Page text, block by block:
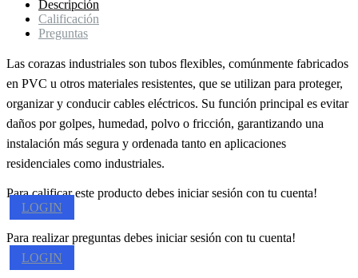
Descripción
Calificación
Preguntas
Las corazas industriales son tubos flexibles, comúnmente fabricados
en PVC u otros materiales resistentes, que se utilizan para proteger,
organizar y conducir cables eléctricos. Su función principal es evitar
daños por golpes, humedad, polvo o fricción, garantizando una
instalación más segura y ordenada tanto en aplicaciones
residenciales como industriales.
Para calificar este producto debes iniciar sesión con tu cuenta!
LOGIN
Para realizar preguntas debes iniciar sesión con tu cuenta!
LOGIN